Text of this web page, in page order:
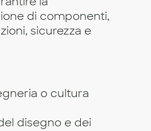
di componenti,
sicurezza e
o cultura
disegno e dei